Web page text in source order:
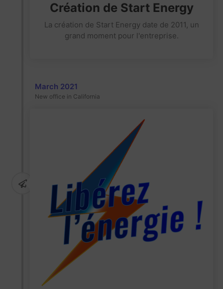
Création de Start Energy
La création de Start Energy date de 2011, un
grand moment pour l'entreprise.
March 2021
New office in California